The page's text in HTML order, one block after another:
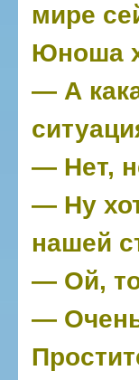
мире
Юноша
— А
— Нет,
— Ну
нашей
— Ой,
—